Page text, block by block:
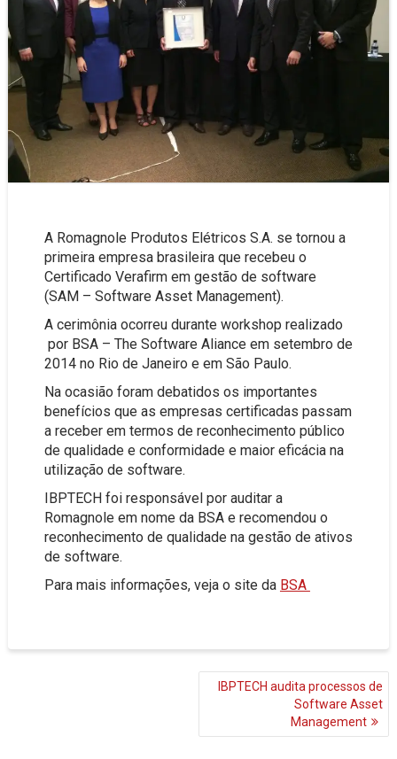
A Romagnole Produtos Elétricos S.A. se tornou a
primeira empresa brasileira que recebeu o
Certificado Verafirm em gestão de software
(SAM – Software Asset Management).
A cerimônia ocorreu durante workshop realizado
por BSA – The Software Aliance em setembro de
2014 no Rio de Janeiro e em São Paulo.
Na ocasião foram debatidos os importantes
benefícios que as empresas certificadas passam
a receber em termos de reconhecimento público
de qualidade e conformidade e maior eficácia na
utilização de software.
IBPTECH foi responsável por auditar a
Romagnole em nome da BSA e recomendou o
reconhecimento de qualidade na gestão de ativos
de software.
Para mais informações, veja o site da BSA
IBPTECH audita processos de
Software Asset
Management